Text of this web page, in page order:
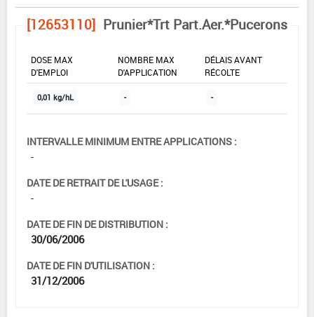
[12653110] Prunier*Trt Part.Aer.*Pucerons
DOSE MAX
D'EMPLOI
NOMBRE MAX
D'APPLICATION
DÉLAIS AVANT
RÉCOLTE
0,01 kg/hL - -
INTERVALLE MINIMUM ENTRE APPLICATIONS :
-
DATE DE RETRAIT DE L'USAGE :
-
DATE DE FIN DE DISTRIBUTION :
30/06/2006
DATE DE FIN D'UTILISATION :
31/12/2006